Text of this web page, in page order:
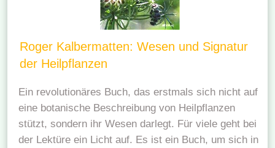
Roger Kalbermatten: Wesen und Signatur
der Heilpflanzen
Ein revolutionäres Buch, das erstmals sich nicht auf
eine botanische Beschreibung von Heilpflanzen
stützt, sondern ihr Wesen darlegt. Für viele geht bei
der Lektüre ein Licht auf. Es ist ein Buch, um sich in